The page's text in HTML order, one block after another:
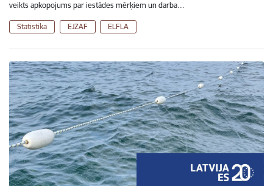
veikts apkopojums par iestādes mērķiem un darba…
Statistika EJZAF ELFLA